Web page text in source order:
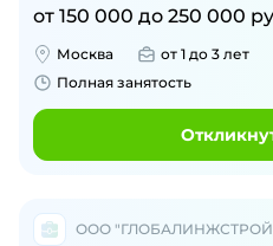
от 150 000 до 250 000
Москва от 1 до 3 лет
Полная занятость
ООО